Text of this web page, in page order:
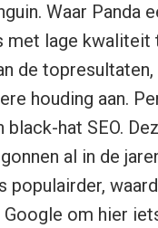
Waar Panda
met lage kwaliteit
de topresultaten,
houding aan.
black-hat SEO.
al in de
populairder,
om hier